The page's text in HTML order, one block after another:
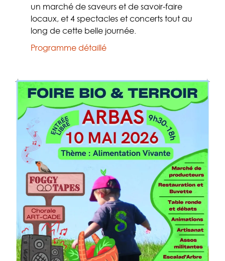
un marché de saveurs et de savoir-faire
locaux, et 4 spectacles et concerts tout au
long de cette belle journée.
Programme détaillé